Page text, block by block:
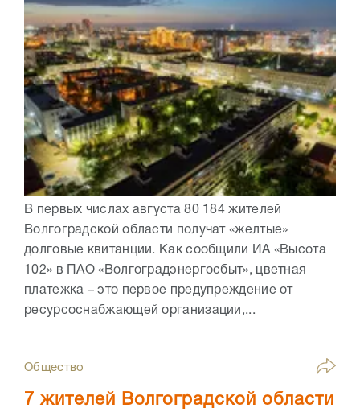
В первых числах августа 80 184 жителей
Волгоградской области получат «желтые»
долговые квитанции. Как сообщили ИА «Высота
102» в ПАО «Волгоградэнергосбыт», цветная
платежка – это первое предупреждение от
ресурсоснабжающей организации,...
Общество
7 жителей Волгоградской области